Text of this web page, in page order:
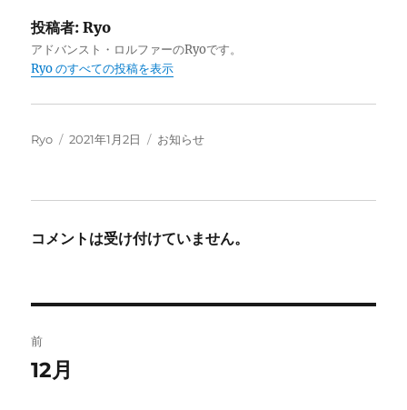
投稿者: Ryo
アドバンスト・ロルファーのRyoです。
Ryo のすべての投稿を表示
投
Ryo
投
2021年1月2日
カ
お知らせ
コメントは受け付けていません。
稿
前
前
12月